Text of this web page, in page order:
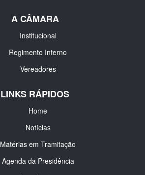
A CÂMARA
Institucional
Regimento Interno
Vereadores
LINKS RÁPIDOS
Home
Notícias
Matérias em Tramitação
Agenda da Presidência